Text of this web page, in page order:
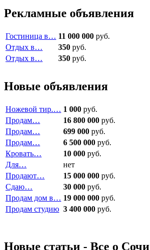
Рекламные объявления
Гостиница в… 11 000 000 руб.
Отдых в…
350 руб.
Отдых в…
350 руб.
Новые объявления
Ножевой тир.… 1 000 руб.
Продам…
16 800 000 руб.
Продам…
699 000 руб.
Продам…
6 500 000 руб.
Кровать…
10 000 руб.
Для…
нет
Продают…
15 000 000 руб.
Сдаю…
30 000 руб.
Продам дом в… 19 000 000 руб.
Продам студию 3 400 000 руб.
Новые статьи - Все о Сочи